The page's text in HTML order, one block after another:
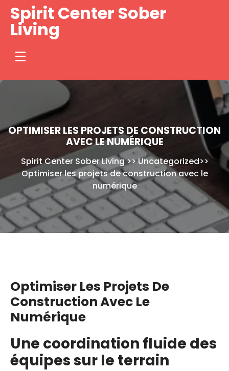
Skip
content
Spirit Center Sober
Living
OPTIMISER LES PROJETS DE CONSTRUCTION
AVEC LE NUMÉRIQUE
Spirit Center Sober Living>>Uncategorized>>
Optimiser les projets de construction avec le
numérique
Optimiser Les Projets De
Construction Avec Le
Numérique
Une coordination fluide des
équipes sur le terrain